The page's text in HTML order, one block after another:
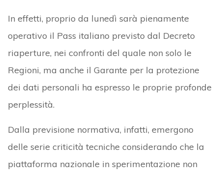
In effetti, proprio da lunedì sarà pienamente
operativo il Pass italiano previsto dal Decreto
riaperture, nei confronti del quale non solo le
Regioni, ma anche il Garante per la protezione
dei dati personali ha espresso le proprie profonde
perplessità.
Dalla previsione normativa, infatti, emergono
delle serie criticità tecniche considerando che la
piattaforma nazionale in sperimentazione non